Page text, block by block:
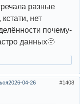
разные
нет
почему-
данных🫥
1408
2026-04-26